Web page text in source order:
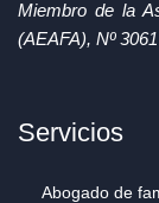
Miembro de la
(AEAFA), Nº 3061
Servicios
Abogado de